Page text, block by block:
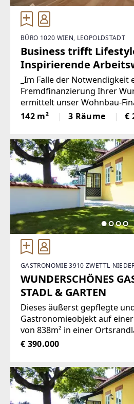
BÜRO 1020 WIEN, LEOPOLDSTADT
Business trifft
Inspirierende
Konzept mit
Bereich
_Im Falle der Notwendigkeit
Fremdfinanzierung Ihrer
ermittelt unser Wohnbau-
gerne die optimale
findet das passende Zins- und
aktuellen Angebote
142 m² 3 Räume €
GASTRONOMIE 3910 ZWETTL-
WUNDERSCHÖNES
STADL & GARTEN
Dieses äußerst gepflegte
Gastronomieobjekt auf
von 838m² in einer
bietet eine Vielzahl von
€ 390.000